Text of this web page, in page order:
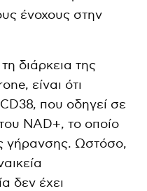
ένοχους στην
διάρκεια της
είναι ότι
που οδηγεί σε
NAD+, το οποίο
γήρανσης. Ωστόσο,
δεν έχει